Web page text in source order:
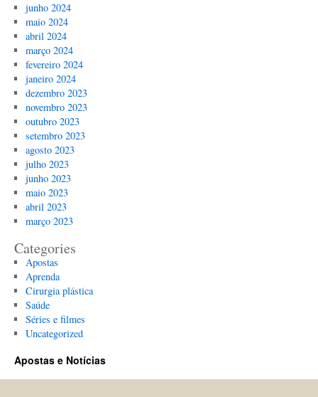
junho 2024
maio 2024
abril 2024
março 2024
fevereiro 2024
janeiro 2024
dezembro 2023
novembro 2023
outubro 2023
setembro 2023
agosto 2023
julho 2023
junho 2023
maio 2023
abril 2023
março 2023
Categories
Apostas
Aprenda
Cirurgia plástica
Saúde
Séries e filmes
Uncategorized
Apostas e Notícias